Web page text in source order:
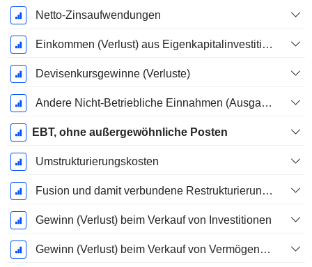
Netto-Zinsaufwendungen
Einkommen (Verlust) aus Eigenkapitalinvestitionen.
Devisenkursgewinne (Verluste)
Andere Nicht-Betriebliche Einnahmen (Ausgaben)
EBT, ohne außergewöhnliche Posten
Umstrukturierungskosten
Fusion und damit verbundene Restrukturierungskosten
Gewinn (Verlust) beim Verkauf von Investitionen
Gewinn (Verlust) beim Verkauf von Vermögenswerten